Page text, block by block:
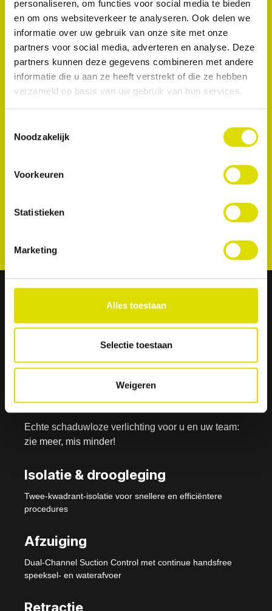
personaliseren, om functies voor social media te bieden
en om ons websiteverkeer te analyseren. Ook delen we
informatie over uw gebruik van onze site met onze
partners voor social media, adverteren en analyse. Deze
partners kunnen deze gegevens combineren met andere
informatie die u aan ze heeft verstrekt of die ze hebben
verzameld op basis van uw gebruik van hun services.
Noodzakelijk
Voorkeuren
Statistieken
Marketing
Alles toestaan
Selectie toestaan
Weigeren
aangrenzende tanden tijdens restauraties van
klasse 3, klasse 4 en facings in de anterieure zone,
en stop bloedingen van het tandvlees.
Isolite- i3 Systeem -
Nu verkrijgbaar
Verlichting
Echte schaduwloze verlichting voor u en uw team:
zie meer, mis minder!
Isolatie & droogleging
Twee-kwadrant-isolatie voor snellere en efficiëntere
procedures
Afzuiging
Dual-Channel Suction Control met continue handsfree
speeksel- en waterafvoer
Retractie